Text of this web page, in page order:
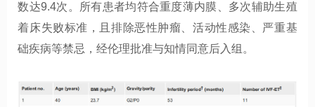
数达9.4次。所有患者均符合重度薄内膜、多次辅助生殖
着床失败标准，且排除恶性肿瘤、活动性感染、严重基
础疾病等禁忌，经伦理批准与知情同意后入组。